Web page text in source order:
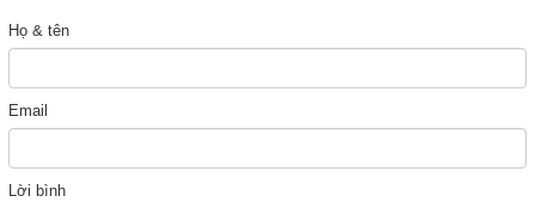
Họ & tên
Email
Lời bình